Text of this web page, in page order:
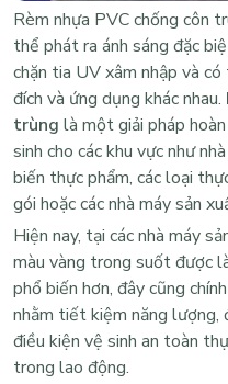
Rèm nhựa PVC chống côn
thể phát ra ánh sáng đặc
chặn tia UV xâm nhập và
đích và ứng dụng khác nhau.
trùng là một giải pháp
sinh cho các khu vực như
biến thực phẩm, các loại
gói hoặc các nhà máy sản
Hiện nay, tại các nhà máy
màu vàng trong suốt được
phổ biến hơn, đây cũng
nhằm tiết kiệm năng lượng,
điều kiện vệ sinh an toàn
trong lao động.